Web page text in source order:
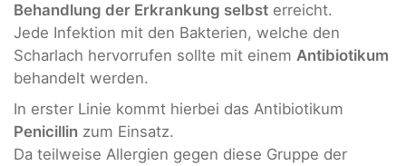
Behandlung der Erkrankung selbst erreicht.
Jede Infektion mit den Bakterien, welche den
Scharlach hervorrufen sollte mit einem Antibiotikum
behandelt werden.
In erster Linie kommt hierbei das Antibiotikum
Penicillin zum Einsatz.
Da teilweise Allergien gegen diese Gruppe der